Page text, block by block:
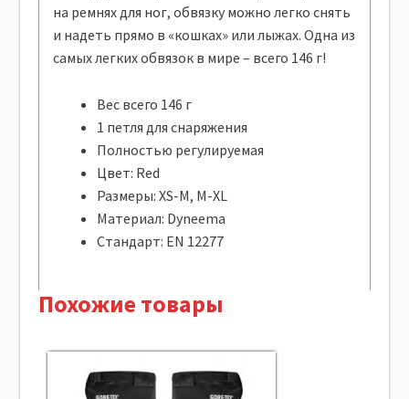
на ремнях для ног, обвязку можно легко снять
и надеть прямо в «кошках» или лыжах. Одна из
самых легких обвязок в мире – всего 146 г!
Вес всего 146 г
1 петля для снаряжения
Полностью регулируемая
Цвет: Red
Размеры: XS-M, M-XL
Материал: Dyneema
Стандарт: EN 12277
Похожие товары